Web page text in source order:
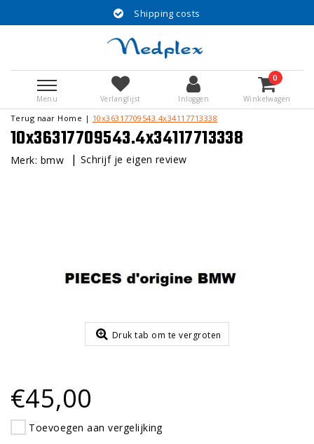
Shipping costs
Menu Verlanglijst Inloggen
0
Winkelwagen
Terug naar Home | 10x36317709543.4x34117713338
10x36317709543.4x34117713338
Merk: bmw | Schrijf je eigen review
Druk tab om te vergroten
€45,00
Toevoegen aan vergelijking